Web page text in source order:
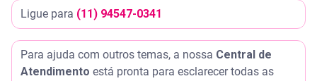
Ligue para (11) 94547-0341
Para ajuda com outros temas, a nossa Central de
Atendimento está pronta para esclarecer todas as